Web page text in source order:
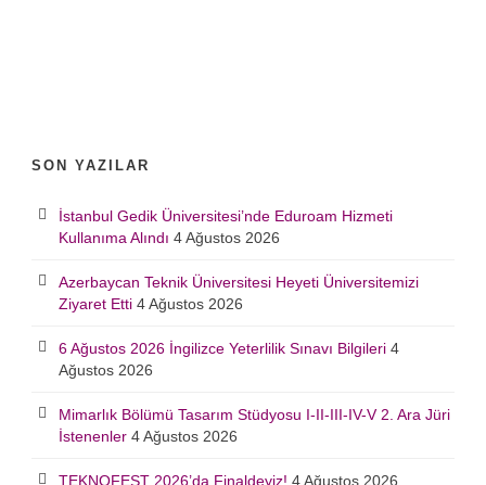
SON YAZILAR
İstanbul Gedik Üniversitesi’nde Eduroam Hizmeti
Kullanıma Alındı 4 Ağustos 2026
Azerbaycan Teknik Üniversitesi Heyeti Üniversitemizi
Ziyaret Etti 4 Ağustos 2026
6 Ağustos 2026 İngilizce Yeterlilik Sınavı Bilgileri 4
Ağustos 2026
Mimarlık Bölümü Tasarım Stüdyosu I-II-III-IV-V 2. Ara Jüri
İstenenler 4 Ağustos 2026
TEKNOFEST 2026’da Finaldeyiz! 4 Ağustos 2026